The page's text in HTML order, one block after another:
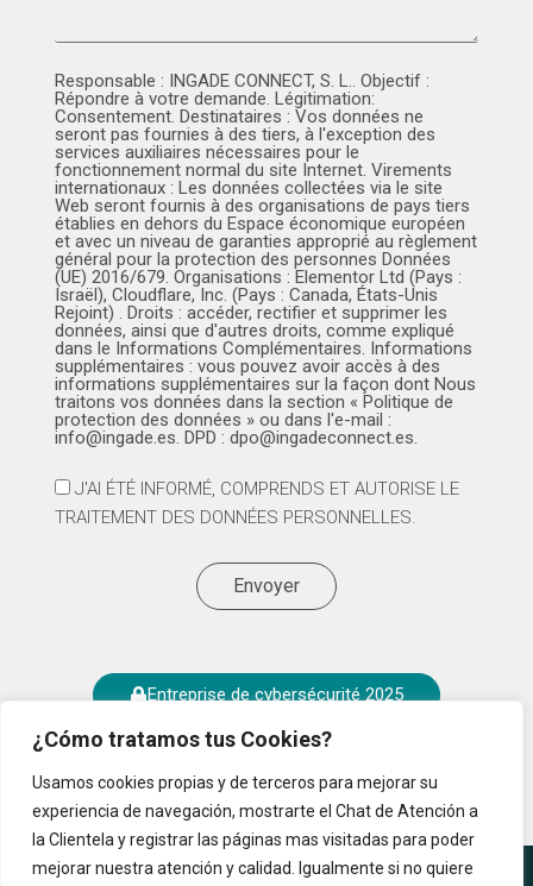
¿Cómo tratamos tus Cookies?
Usamos cookies propias y de terceros para mejorar su
experiencia de navegación, mostrarte el Chat de Atención a
la Clientela y registrar las páginas mas visitadas para poder
mejorar nuestra atención y calidad. Igualmente si no quiere
Responsable : INGADE CONNECT, S. L.. Objectif :
Répondre à votre demande. Légitimation:
Consentement. Destinataires : Vos données ne
seront pas fournies à des tiers, à l'exception des
services auxiliaires nécessaires pour le
fonctionnement normal du site Internet. Virements
internationaux : Les données collectées via le site
Web seront fournis à des organisations de pays tiers
établies en dehors du Espace économique européen
et avec un niveau de garanties approprié au règlement
général pour la protection des personnes Données
(UE) 2016/679. Organisations : Elementor Ltd (Pays :
Israël), Cloudflare, Inc. (Pays : Canada, États-Unis
Rejoint) . Droits : accéder, rectifier et supprimer les
données, ainsi que d'autres droits, comme expliqué
dans le Informations Complémentaires. Informations
supplémentaires : vous pouvez avoir accès à des
informations supplémentaires sur la façon dont Nous
traitons vos données dans la section « Politique de
protection des données » ou dans l'e-mail :
info@ingade.es. DPD : dpo@ingadeconnect.es.
J'AI ÉTÉ INFORMÉ, COMPRENDS ET AUTORISE LE
TRAITEMENT DES DONNÉES PERSONNELLES.
Envoyer
Entreprise de cybersécurité 2025
© 2024 Tous droits réservés.